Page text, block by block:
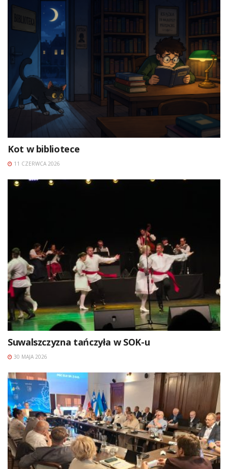
Kot w bibliotece
11 CZERWCA 2026
Suwalszczyzna tańczyła w SOK-u
30 MAJA 2026